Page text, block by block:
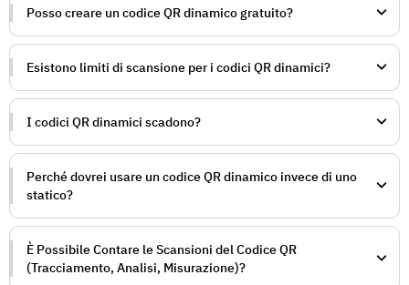
Posso creare un codice QR dinamico gratuito?
Esistono limiti di scansione per i codici QR dinamici?
I codici QR dinamici scadono?
Perché dovrei usare un codice QR dinamico invece di uno
statico?
È Possibile Contare le Scansioni del Codice QR
(Tracciamento, Analisi, Misurazione)?